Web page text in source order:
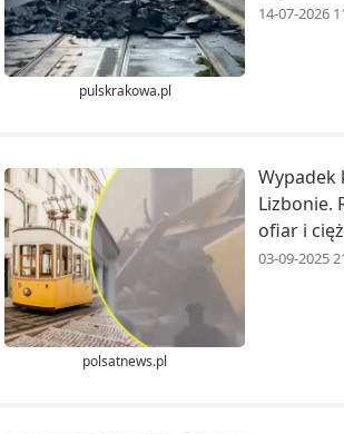
pulskrakowa.pl
14-07-2026
polsatnews.pl
Wypadek
Lizbonie.
ofiar i
03-09-2025